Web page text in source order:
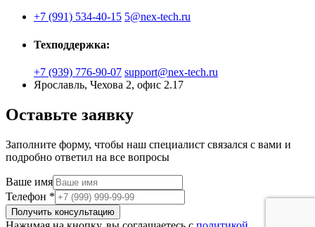
+7 (991) 534-40-15 5@nex-tech.ru
Техподдержка:
+7 (939) 776-90-07 support@nex-tech.ru
Ярославль, Чехова 2, офис 2.17
Оставьте заявку
Заполните форму, чтобы наш специалист связался с вами и
подробно ответил на все вопросы
Ваше имя
Телефон *
Получить консультацию